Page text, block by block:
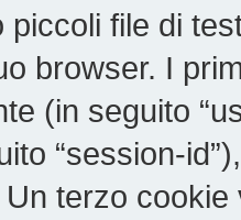
piccoli file di
browser. I
(in seguito
“session-
terzo